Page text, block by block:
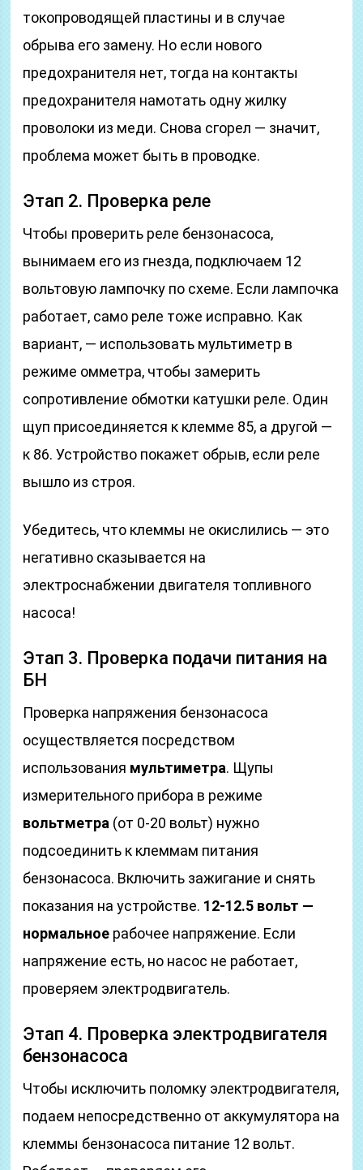
токопроводящей пластины и в случае
обрыва его замену. Но если нового
предохранителя нет, тогда на контакты
предохранителя намотать одну жилку
проволоки из меди. Снова сгорел — значит,
проблема может быть в проводке.
Этап 2. Проверка реле
Чтобы проверить реле бензонасоса,
вынимаем его из гнезда, подключаем 12
вольтовую лампочку по схеме. Если лампочка
работает, само реле тоже исправно. Как
вариант, — использовать мультиметр в
режиме омметра, чтобы замерить
сопротивление обмотки катушки реле. Один
щуп присоединяется к клемме 85, а другой —
к 86. Устройство покажет обрыв, если реле
вышло из строя.
Убедитесь, что клеммы не окислились — это
негативно сказывается на
электроснабжении двигателя топливного
насоса!
Этап 3. Проверка подачи питания на
БН
Проверка напряжения бензонасоса
осуществляется посредством
использования мультиметра. Щупы
измерительного прибора в режиме
вольтметра (от 0-20 вольт) нужно
подсоединить к клеммам питания
бензонасоса. Включить зажигание и снять
показания на устройстве. 12-12.5 вольт —
нормальное рабочее напряжение. Если
напряжение есть, но насос не работает,
проверяем электродвигатель.
Этап 4. Проверка электродвигателя
бензонасоса
Чтобы исключить поломку электродвигателя,
подаем непосредственно от аккумулятора на
клеммы бензонасоса питание 12 вольт.